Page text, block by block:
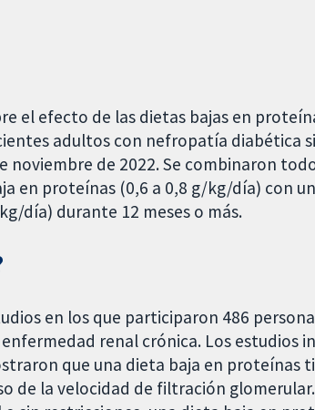
el efecto de las dietas bajas en
adultos con nefropatía diabética
noviembre de 2022. Se combinaron
en proteínas (0,6 a 0,8 g/kg/día) con
día) durante 12 meses o más.
en los que participaron 486
renal crónica. Los estudios
que una dieta baja en proteínas
de la velocidad de filtración